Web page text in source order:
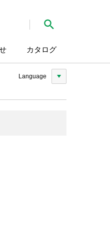
Language
カタログ